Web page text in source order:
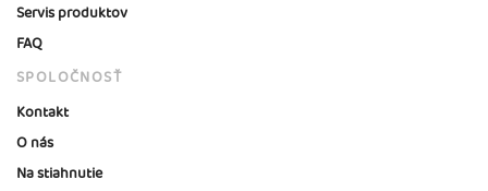
Servis produktov
FAQ
SPOLOČNOSŤ
Kontakt
O nás
Na stiahnutie